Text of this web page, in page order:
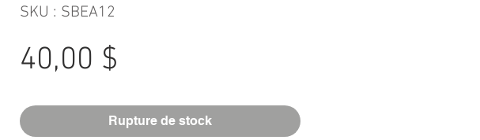
SKU : SBEA12
40,00 $
Rupture de stock